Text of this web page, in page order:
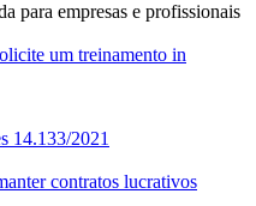
para empresas e profissionais
um treinamento in
14.133/2021
contratos lucrativos